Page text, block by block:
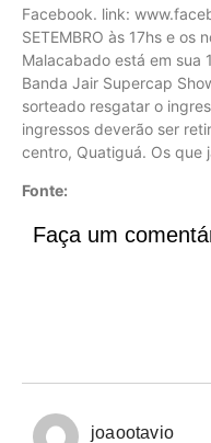
Facebook. link:
SETEMBRO às 17hs e
Malacabado está em sua
Banda Jair Supercap
sorteado resgatar o
ingressos deverão ser
centro, Quatiguá. Os que
Fonte:
Faça um
joaootavio